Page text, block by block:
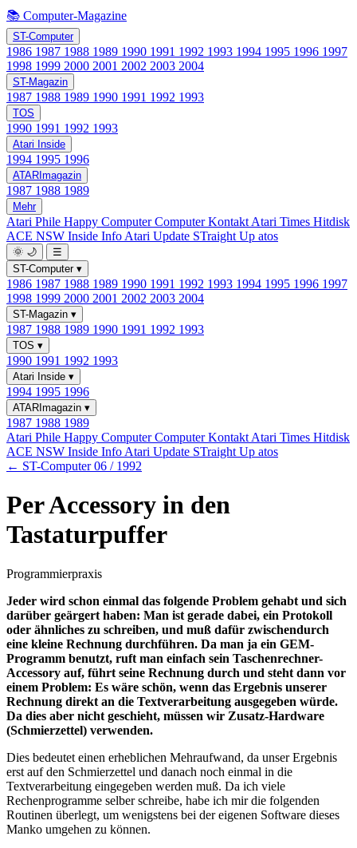
📚 Computer-Magazine
ST-Computer
1986 1987 1988 1989 1990 1991 1992 1993 1994 1995 1996 1997
1998 1999 2000 2001 2002 2003 2004
ST-Magazin
1987 1988 1989 1990 1991 1992 1993
TOS
1990 1991 1992 1993
Atari Inside
1994 1995 1996
ATARImagazin
1987 1988 1989
Mehr
Atari Phile Happy ComputerComputer Kontakt Atari Times Hitdisk
ACE NSW Inside Info Atari Update STraight Up atos
🌞 🌙
☰
ST-Computer ▾
1986 1987 1988 1989 1990 1991 1992 1993 1994 1995 1996 1997
1998 1999 2000 2001 2002 2003 2004
ST-Magazin ▾
1987 1988 1989 1990 1991 1992 1993
TOS ▾
1990 1991 1992 1993
Atari Inside ▾
1994 1995 1996
ATARImagazin ▾
1987 1988 1989
Atari Phile Happy ComputerComputer Kontakt Atari Times Hitdisk
ACE NSW Inside Info Atari Update STraight Up atos
← ST-Computer 06 / 1992
Per Accessory in den
Tastaturpuffer
Programmierpraxis
Jeder wird schon einmal das folgende Problem gehabt und sich
darüber geärgert haben: Man ist gerade dabei, ein Protokoll
oder ähnliches zu schreiben, und muß dafür zwischendurch
eine kleine Rechnung durchführen. Da man ja ein GEM-
Programm benutzt, ruft man einfach sein Taschenrechner-
Accessory auf, führt seine Rechnung durch und steht dann vor
einem Problem: Es wäre schön, wenn das Ergebnis unserer
Rechnung direkt an die Textverarbeitung ausgegeben würde.
Da dies aber nicht geschieht, müssen wir Zusatz-Hardware
(Schmierzettel) verwenden.
Dies bedeutet einen erheblichen Mehraufwand, da unser Ergebnis
erst auf den Schmierzettel und danach noch einmal in die
Textverarbeitung eingegeben werden muß. Da ich viele
Rechenprogramme selber schreibe, habe ich mir die folgenden
Routinen überlegt, um wenigstens bei der eigenen Software dieses
Manko umgehen zu können.